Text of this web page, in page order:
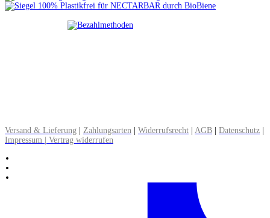
Versand & Lieferung
Zahlungsarten Widerrufsrecht AGB Datenschutz
Impressum | Vertrag widerrufen